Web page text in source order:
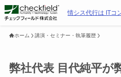
情シス代行は ITコ
ホーム 講演・セミナー・執筆履歴
弊社代表 目代純平が